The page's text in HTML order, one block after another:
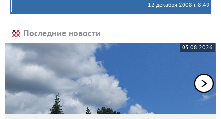
12 декабря 2008 г. 8:49
Последние новости
05.08.2026